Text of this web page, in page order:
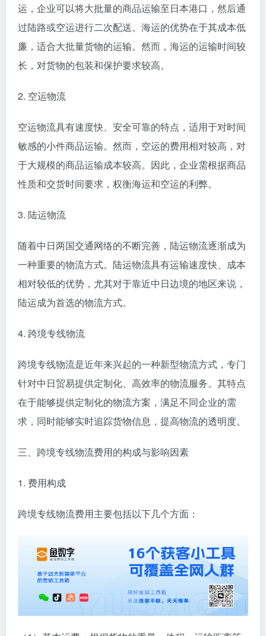
运，企业可以将大批量的商品运输至日本港口，然后通
过陆路或空运进行二次配送。海运的优势在于其成本低
廉，适合大批量货物的运输。然而，海运的运输时间较
长，对货物的包装和保护要求较高。
2. 空运物流
空运物流具有速度快、安全可靠的特点，适用于对时间
敏感的小件商品运输。然而，空运的费用相对较高，对
于大规模的商品运输成本较高。因此，企业需根据商品
性质和交货时间要求，权衡海运和空运的利弊。
3. 陆运物流
随着中日两国交通网络的不断完善，陆运物流逐渐成为
一种重要的物流方式。陆运物流具有运输速度快、成本
相对较低的优势，尤其对于靠近中日边境的地区来说，
陆运成为首选的物流方式。
4. 跨境专线物流
跨境专线物流是近年来兴起的一种新型物流方式，专门
针对中日贸易提供定制化、高效率的物流服务。其特点
在于能够提供定制化的物流方案，满足不同企业的需
求，同时能够实时追踪货物信息，提高物流的透明度。
三、跨境专线物流费用的构成与影响因素
1. 费用构成
跨境专线物流费用主要包括以下几个方面：